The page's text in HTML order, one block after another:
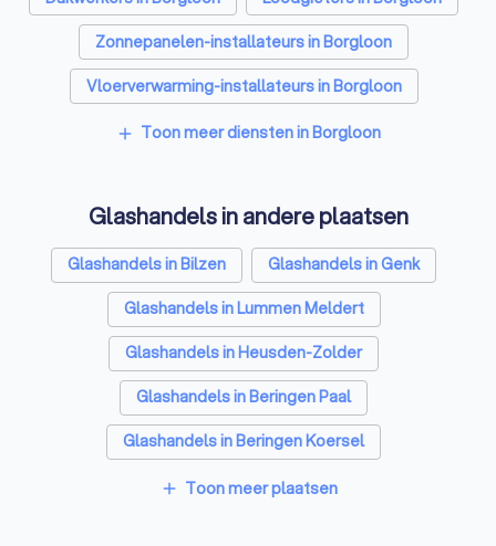
Zonnepanelen-installateurs in Borgloon
Vloerverwarming-installateurs in Borgloon
Airco installateurs in Borgloon
Laadpaal installateurs in Borgloon
Zonwering specialisten in Borgloon
Schrijnwerkers in Borgloon
Warmtepomp installateurs in Borgloon
Badkamer installateurs in Borgloon
EPC-keurders in Borgloon
Klusjesmannen in Borgloon
add Toon meer diensten in Borgloon
Glashandels in andere plaatsen
Glashandels in Bilzen
Glashandels in Genk
Glashandels in Lummen Meldert
Glashandels in Heusden-Zolder
Glashandels in Beringen Paal
Glashandels in Beringen Koersel
Glashandels in Scherpenheuvel-Zichem Averbode
add Toon meer plaatsen